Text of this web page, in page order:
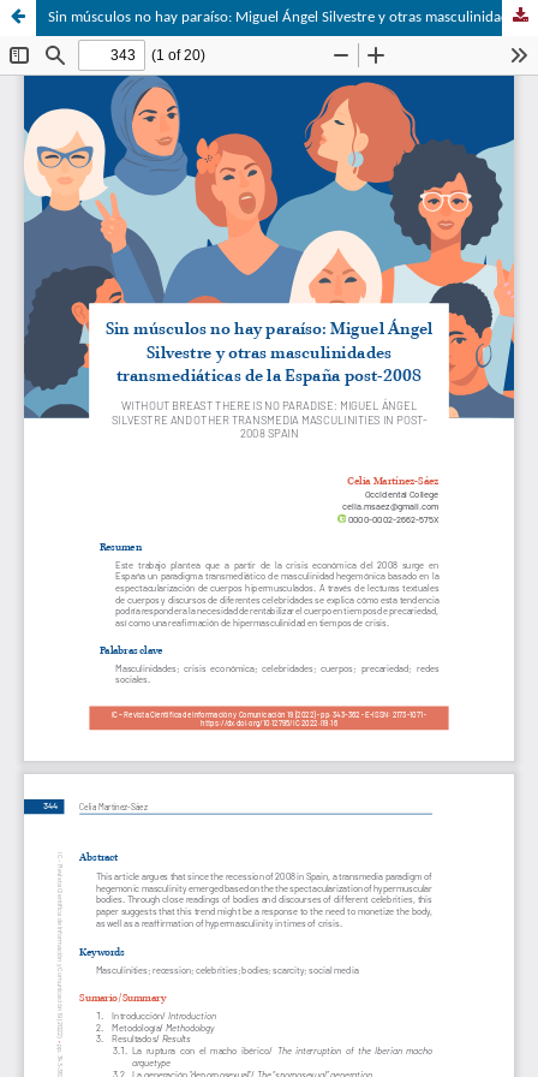
Sin músculos no hay paraíso: Miguel Ángel Silvestre y otras masculinidades transmediáticas de la España post-2008